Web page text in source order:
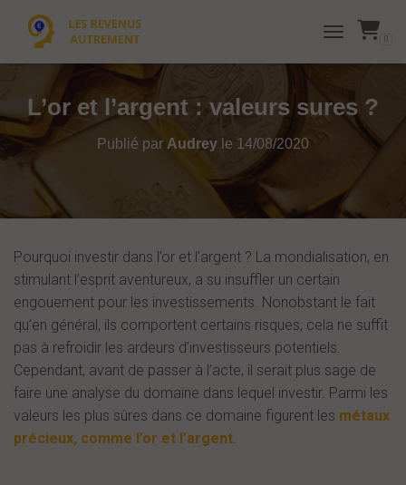
TOGGLE 0
L’or et l’argent : valeurs sures ?
Publié par Audrey le 14/08/2020
Pourquoi investir dans l’or et l’argent ? La mondialisation, en
stimulant l’esprit aventureux, a su insuffler un certain
engouement pour les investissements. Nonobstant le fait
qu’en général, ils comportent certains risques, cela ne suffit
pas à refroidir les ardeurs d’investisseurs potentiels.
Cependant, avant de passer à l’acte, il serait plus sage de
faire une analyse du domaine dans lequel investir. Parmi les
valeurs les plus sûres dans ce domaine figurent les métaux
précieux, comme l’or et l’argent.